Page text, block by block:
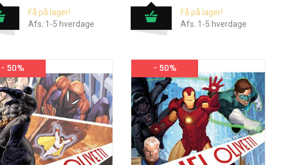
Få på lager!
Afs.:1-5 hverdage
Få på lager!
Afs.:1-5 hverdage
- 50% - 50%